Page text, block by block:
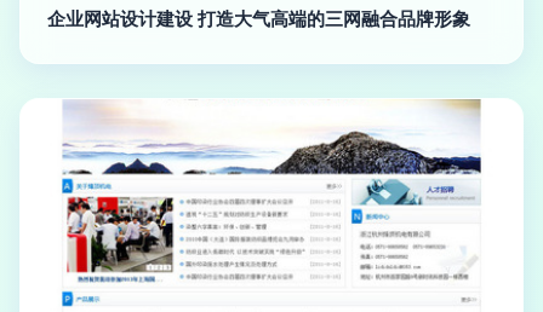
企业网站设计建设 打造大气高端的三网融合品牌形象